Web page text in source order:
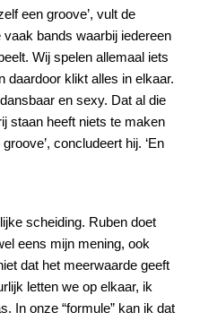
een groove’, vult de
bands waarbij iedereen
Wij spelen allemaal iets
daardoor klikt alles in elkaar.
en sexy. Dat al die
staan heeft niets te maken
concludeert hij. ‘En
scheiding. Ruben doet
eens mijn mening, ook
dat het meerwaarde geeft
letten we op elkaar, ik
In onze “formule” kan ik dat